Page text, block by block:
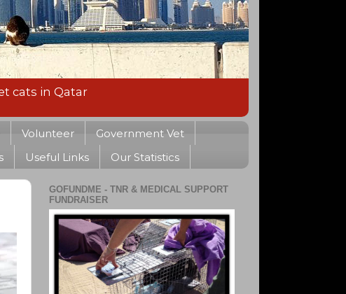
cats in Qatar
Volunteer
Government Vet
Useful Links Our Statistics
GOFUNDME - TNR & MEDICAL SUPPORT
FUNDRAISER